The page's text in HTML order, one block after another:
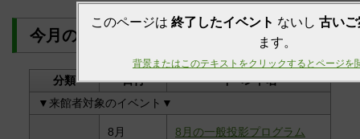
このページは 終了したイベント ないし 古い
ます。
背景またはこのテキストをクリックするとページを
今月のイベント 目次
分類 日付
イベント名
▼来館者対象のイベント▼
8月 8月の一般投影プログラム